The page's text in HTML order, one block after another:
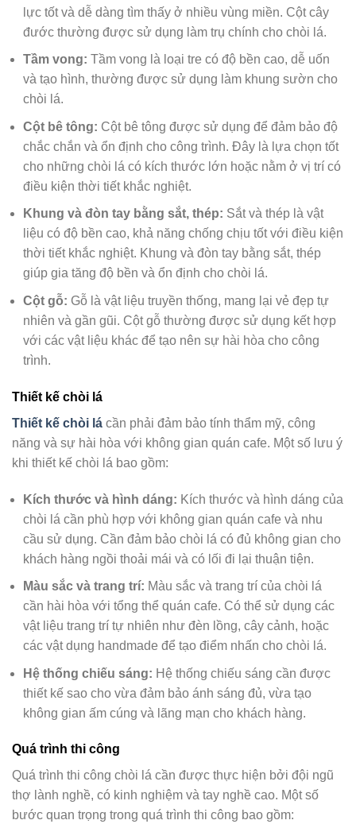
lực tốt và dễ dàng tìm thấy ở nhiều vùng miền. Cột cây
đước thường được sử dụng làm trụ chính cho chòi lá.
Tầm vong: Tầm vong là loại tre có độ bền cao, dễ uốn
và tạo hình, thường được sử dụng làm khung sườn cho
chòi lá.
Cột bê tông: Cột bê tông được sử dụng để đảm bảo độ
chắc chắn và ổn định cho công trình. Đây là lựa chọn tốt
cho những chòi lá có kích thước lớn hoặc nằm ở vị trí có
điều kiện thời tiết khắc nghiệt.
Khung và đòn tay bằng sắt, thép: Sắt và thép là vật
liệu có độ bền cao, khả năng chống chịu tốt với điều kiện
thời tiết khắc nghiệt. Khung và đòn tay bằng sắt, thép
giúp gia tăng độ bền và ổn định cho chòi lá.
Cột gỗ: Gỗ là vật liệu truyền thống, mang lại vẻ đẹp tự
nhiên và gần gũi. Cột gỗ thường được sử dụng kết hợp
với các vật liệu khác để tạo nên sự hài hòa cho công
trình.
Thiết kế chòi lá
Thiết kế chòi lá cần phải đảm bảo tính thẩm mỹ, công
năng và sự hài hòa với không gian quán cafe. Một số lưu ý
khi thiết kế chòi lá bao gồm:
Kích thước và hình dáng: Kích thước và hình dáng của
chòi lá cần phù hợp với không gian quán cafe và nhu
cầu sử dụng. Cần đảm bảo chòi lá có đủ không gian cho
khách hàng ngồi thoải mái và có lối đi lại thuận tiện.
Màu sắc và trang trí: Màu sắc và trang trí của chòi lá
cần hài hòa với tổng thể quán cafe. Có thể sử dụng các
vật liệu trang trí tự nhiên như đèn lồng, cây cảnh, hoặc
các vật dụng handmade để tạo điểm nhấn cho chòi lá.
Hệ thống chiếu sáng: Hệ thống chiếu sáng cần được
thiết kế sao cho vừa đảm bảo ánh sáng đủ, vừa tạo
không gian ấm cúng và lãng mạn cho khách hàng.
Quá trình thi công
Quá trình thi công chòi lá cần được thực hiện bởi đội ngũ
thợ lành nghề, có kinh nghiệm và tay nghề cao. Một số
bước quan trọng trong quá trình thi công bao gồm: